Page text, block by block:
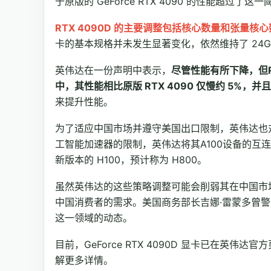
RTX 4090D 的主要调整包括核心数量和张量核
卡的基本规格并未发生显著变化，依然维持了
英伟达在一份声明中表示， 尽管性能有所下降，
中，其性能相比原版 RTX 4090 仅慢约 5%，并
来提升性能。
为了适应中国市场并遵守美国出口限制，英伟达
工智能加速器的限制，英伟达将其A100设备的互
新版本的 H100，预计称为 H800。
虽然英伟达的这些策略调整可能会削弱其在中国
中国消费者的需求。美国商务部长吉娜·雷蒙多曾
这一领域的动态。
目前，GeForce RTX 4090D 显卡已在英伟达官方
解更多详情。